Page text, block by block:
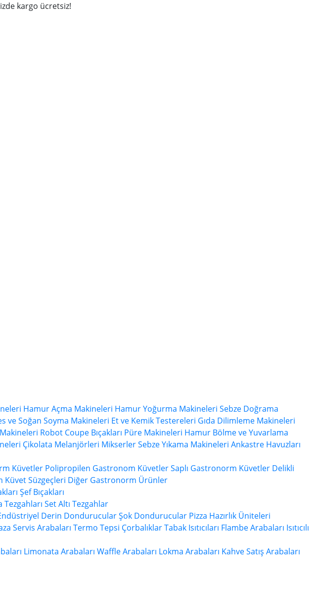
kargo ücretsiz!
Hamur Açma Makineleri Hamur Yoğurma Makineleri Sebze Doğrama
ve Soğan Soyma Makineleri Et ve Kemik Testereleri Gıda Dilimleme Makineleri
Robot Coupe Bıçakları Püre Makineleri Hamur Bölme ve Yuvarlama
Çikolata Melanjörleri MikserlerSebze Yıkama Makineleri Ankastre Havuzları
Küvetler Polipropilen Gastronom KüvetlerSaplı Gastronorm Küvetler Delikli
Küvet Süzgeçleri Diğer Gastronorm Ürünler
Şef Bıçakları
Tezgahları Set Altı Tezgahlar
Derin DondurucularŞok Dondurucular Pizza Hazırlık Üniteleri
Servis Arabaları Termo Tepsi ÇorbalıklarTabak Isıtıcıları Flambe Arabaları Isıtıcılı
Limonata Arabaları Waffle Arabaları Lokma Arabaları Kahve Satış Arabaları